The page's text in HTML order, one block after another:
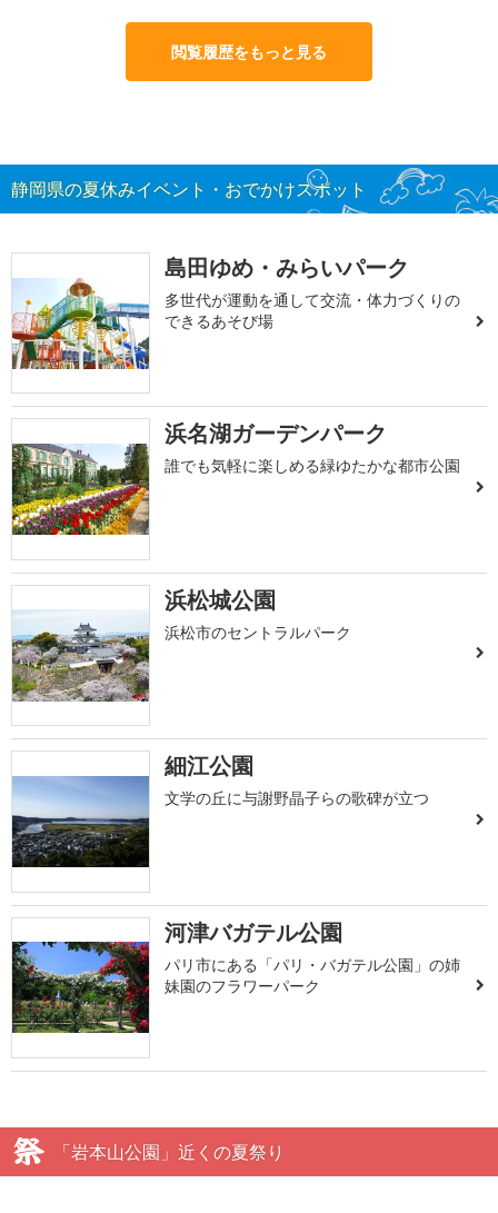
閲覧履歴をもっと見る
静岡県の夏休みイベント・おでかけスポット
島田ゆめ・みらいパーク
多世代が運動を通して交流・体力づくりの
できるあそび場
浜名湖ガーデンパーク
誰でも気軽に楽しめる緑ゆたかな都市公園
浜松城公園
浜松市のセントラルパーク
細江公園
文学の丘に与謝野晶子らの歌碑が立つ
河津バガテル公園
パリ市にある「パリ・バガテル公園」の姉
妹園のフラワーパーク
「岩本山公園」近くの夏祭り